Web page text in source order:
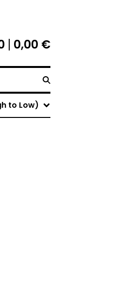
0,00 €
to Low)